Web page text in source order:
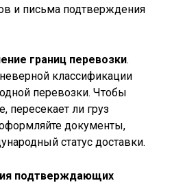
и письма подтверждения
границ перевозки.
классификации
перевозки. Чтобы
пересекает ли груз
документы,
статус доставки.
подтверждающих